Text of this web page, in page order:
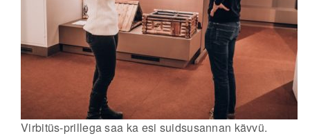
Virbitüs-prillega saa ka esi suidsusannan kävvü.